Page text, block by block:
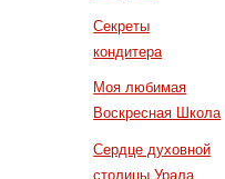
Секреты
кондитера
Моя любимая
Воскресная Школа
Сердце духовной
столицы Урала